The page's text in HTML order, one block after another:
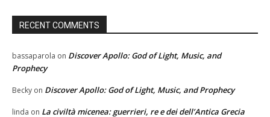
RECENT COMMENTS
bassaparola on Discover Apollo: God of Light, Music, and
Prophecy
Becky on Discover Apollo: God of Light, Music, and Prophecy
linda on La civiltà micenea: guerrieri, re e dei dell’Antica Grecia